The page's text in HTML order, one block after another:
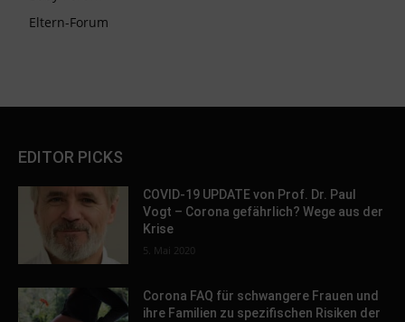
Eltern-Forum
EDITOR PICKS
COVID-19 UPDATE von Prof. Dr. Paul
Vogt – Corona gefährlich? Wege aus der
Krise
5. Mai 2020
Corona FAQ für schwangere Frauen und
ihre Familien zu spezifischen Risiken der